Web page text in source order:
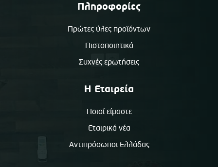
Πληροφορίες
Πρώτες ύλες προϊόντων
Πιστοποιητικά
Συχνές ερωτήσεις
Η Εταιρεία
Ποιοί είμαστε
Εταιρικά νέα
Αντιπρόσωποι Ελλάδας